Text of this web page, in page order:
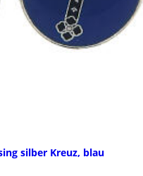
silber Kreuz, blau